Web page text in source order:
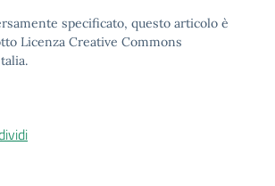
specificato, questo articolo è
Licenza Creative Commons